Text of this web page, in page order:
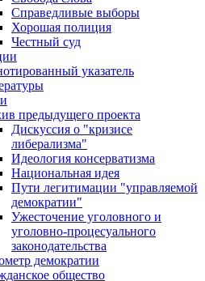
Справедливые выборы
Хорошая полиция
Честный суд
указатель
предыдущего проекта
Дискуссия о "кризисе
либерализма"
Идеология консерватизма
Национальная идея
Пути легитимации "управляемой
демократии"
Ужесточение уголовного и
уголовно-процесуального
законодательства
демократии
общество